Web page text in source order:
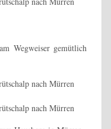
Wegweiser gemütlich